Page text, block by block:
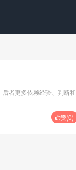
者更多依赖经验、判断和
赞(0)